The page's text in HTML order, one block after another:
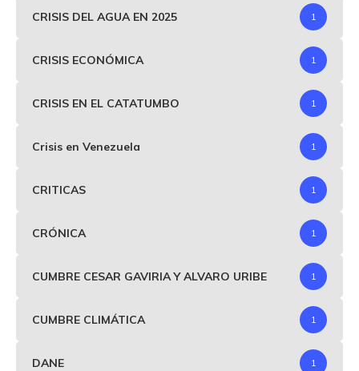
CRISIS DEL AGUA EN 2025 1
CRISIS ECONÓMICA 1
CRISIS EN EL CATATUMBO 1
Crisis en Venezuela 1
CRITICAS 1
CRÓNICA 1
CUMBRE CESAR GAVIRIA Y ALVARO URIBE 1
CUMBRE CLIMÁTICA 1
DANE 1